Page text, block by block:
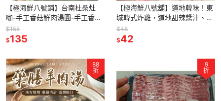
【極海鮮八號鋪】台南杜桑灶
咖-手工香菇鮮肉湯圓-手工香菇
鮮肉湯圓 使用純糯米製作，外皮
的口感很軟嫩，又帶些粘性！
$155
$135
【極海鮮八號舖】道地韓味！東
城韓式炸雞，道地甜辣醬汁、鮮
嫩入味 🍗在家復刻韓劇美味！氣
炸 10 分鐘享受爆汁酥脆感
$48
$42
88
折
9
折